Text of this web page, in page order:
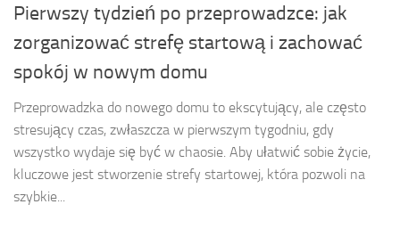
Pierwszy tydzień po przeprowadzce: jak
zorganizować strefę startową i zachować
spokój w nowym domu
Przeprowadzka do nowego domu to ekscytujący, ale często
stresujący czas, zwłaszcza w pierwszym tygodniu, gdy
wszystko wydaje się być w chaosie. Aby ułatwić sobie życie,
kluczowe jest stworzenie strefy startowej, która pozwoli na
szybkie...